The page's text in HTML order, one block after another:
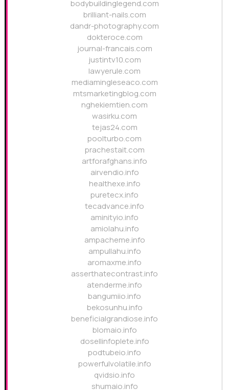
bodybuildinglegend.com
brilliant-nails.com
dandr-photography.com
dokteroce.com
journal-francais.com
justintv10.com
lawyerule.com
mediamingleseaco.com
mtsmarketingblog.com
nghekiemtien.com
wasirku.com
tejas24.com
poolturbo.com
prachestait.com
artforafghans.info
airvendio.info
healthexe.info
puretecx.info
tecadvance.info
aminityio.info
amiolahu.info
ampacheme.info
ampullahu.info
aromaxme.info
asserthatecontrast.info
atenderme.info
bangumiio.info
bekosunhu.info
beneficialgrandiose.info
blomaio.info
dosellinfoplete.info
podtubeio.info
powerfulvolatile.info
qvidsio.info
shumaio.info